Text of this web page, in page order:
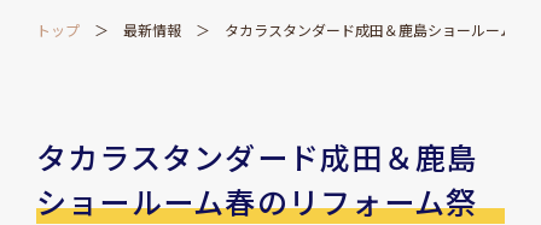
トップ 最新情報 タカラスタンダード成田＆鹿島ショールーム春
タカラスタンダード成田＆鹿島
ショールーム春のリフォーム祭